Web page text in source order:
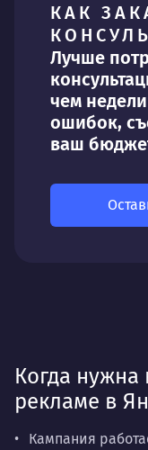
КАК
Лучше
чем
ошибок,
ваш
Когда нужна
рекламе в
Кампания